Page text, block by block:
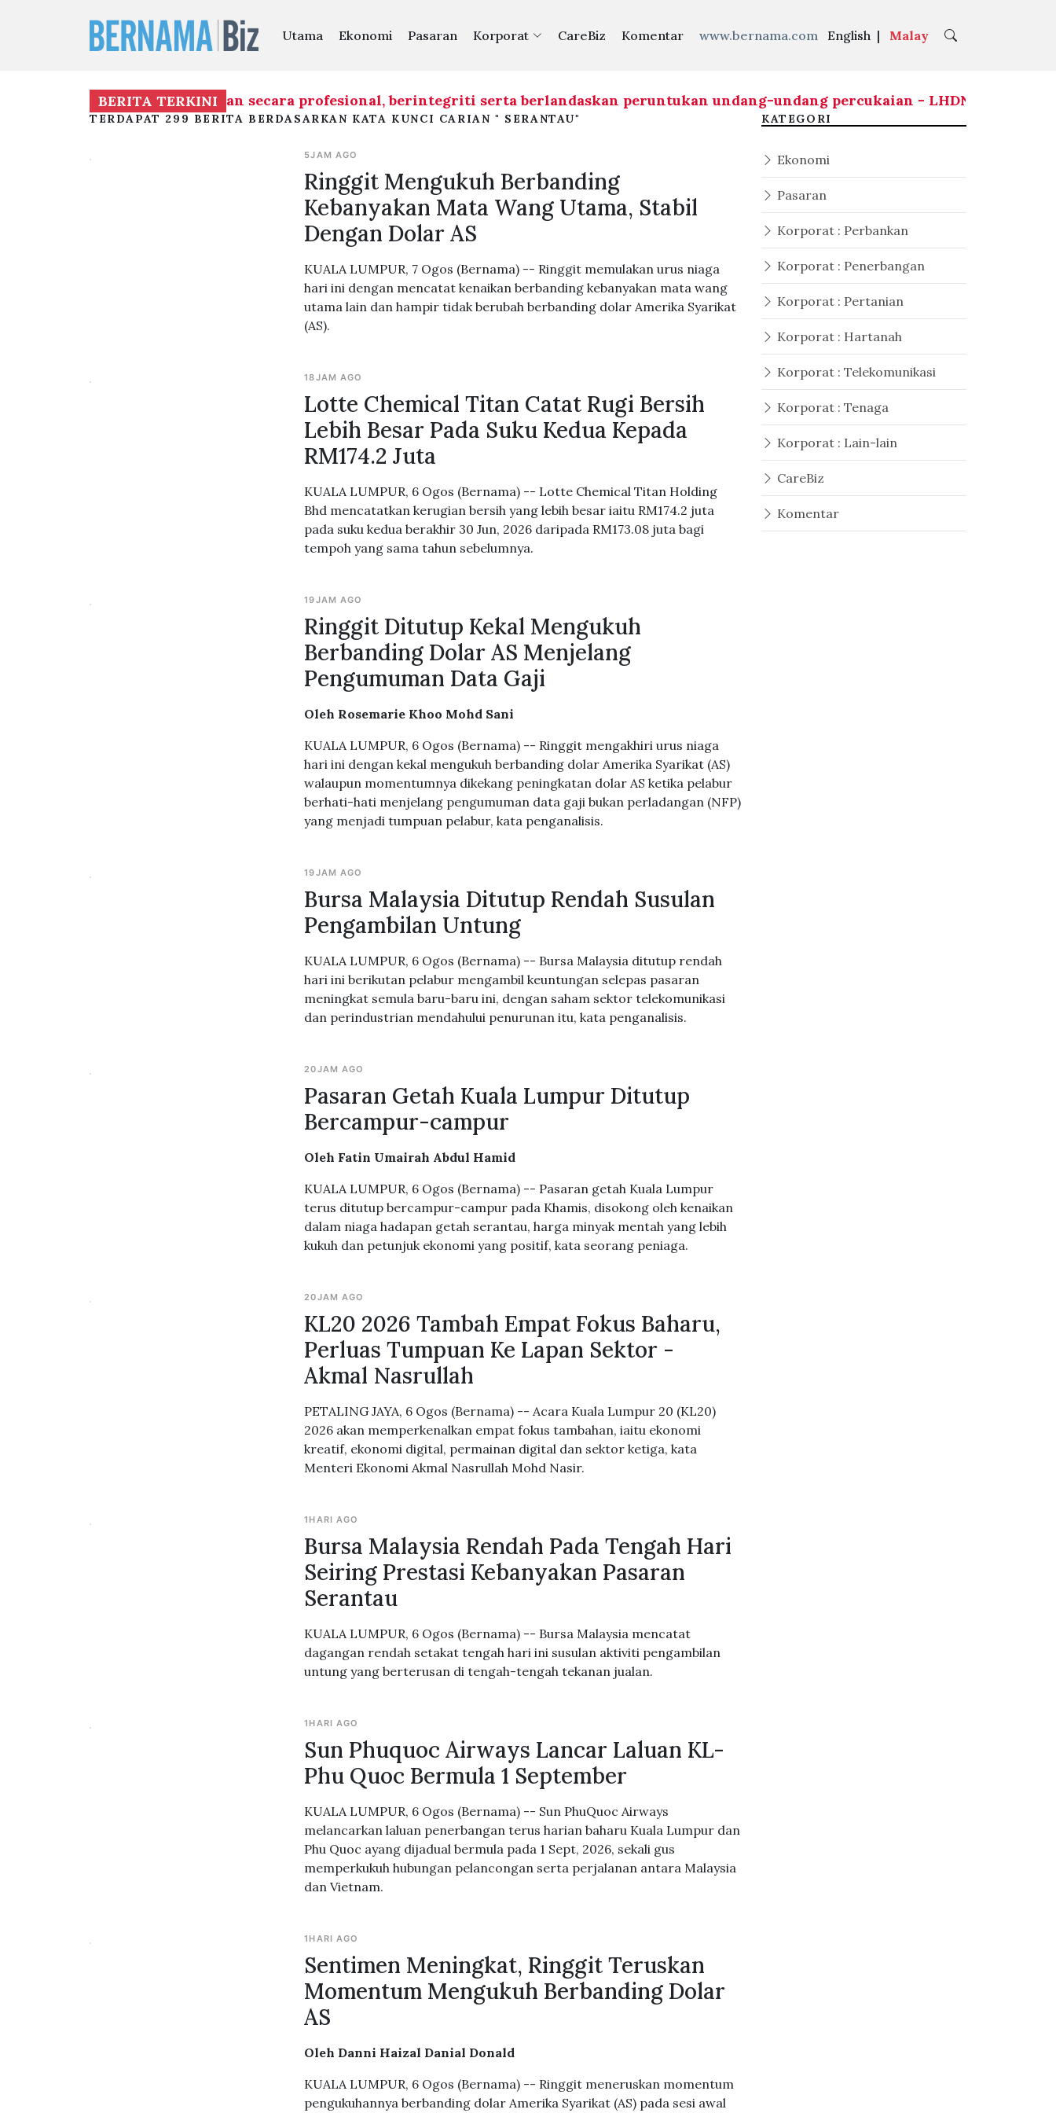
Utama Ekonomi Pasaran Korporat CareBiz Komentar www.bernama.com English | Malay
BERITA TERKINI
dan siasatan dilaksanakan secara profesional, berintegriti serta berlandaskan peruntukan undang-undang percukaian - LHDN|RCI TH:
TERDAPAT 299 BERITA BERDASARKAN KATA KUNCI CARIAN " SERANTAU"
5JAM AGO
Ringgit Mengukuh Berbanding
Kebanyakan Mata Wang Utama, Stabil
Dengan Dolar AS
KUALA LUMPUR, 7 Ogos (Bernama) -- Ringgit memulakan urus niaga
hari ini dengan mencatat kenaikan berbanding kebanyakan mata wang
utama lain dan hampir tidak berubah berbanding dolar Amerika Syarikat
(AS).
18JAM AGO
Lotte Chemical Titan Catat Rugi Bersih
Lebih Besar Pada Suku Kedua Kepada
RM174.2 Juta
KUALA LUMPUR, 6 Ogos (Bernama) -- Lotte Chemical Titan Holding
Bhd mencatatkan kerugian bersih yang lebih besar iaitu RM174.2 juta
pada suku kedua berakhir 30 Jun, 2026 daripada RM173.08 juta bagi
tempoh yang sama tahun sebelumnya.
19JAM AGO
Ringgit Ditutup Kekal Mengukuh
Berbanding Dolar AS Menjelang
Pengumuman Data Gaji
Oleh Rosemarie Khoo Mohd Sani
KUALA LUMPUR, 6 Ogos (Bernama) -- Ringgit mengakhiri urus niaga
hari ini dengan kekal mengukuh berbanding dolar Amerika Syarikat (AS)
walaupun momentumnya dikekang peningkatan dolar AS ketika pelabur
berhati-hati menjelang pengumuman data gaji bukan perladangan (NFP)
yang menjadi tumpuan pelabur, kata penganalisis.
19JAM AGO
Bursa Malaysia Ditutup Rendah Susulan
Pengambilan Untung
KUALA LUMPUR, 6 Ogos (Bernama) -- Bursa Malaysia ditutup rendah
hari ini berikutan pelabur mengambil keuntungan selepas pasaran
meningkat semula baru-baru ini, dengan saham sektor telekomunikasi
dan perindustrian mendahului penurunan itu, kata penganalisis.
20JAM AGO
Pasaran Getah Kuala Lumpur Ditutup
Bercampur-campur
Oleh Fatin Umairah Abdul Hamid
KUALA LUMPUR, 6 Ogos (Bernama) -- Pasaran getah Kuala Lumpur
terus ditutup bercampur-campur pada Khamis, disokong oleh kenaikan
dalam niaga hadapan getah serantau, harga minyak mentah yang lebih
kukuh dan petunjuk ekonomi yang positif, kata seorang peniaga.
20JAM AGO
KL20 2026 Tambah Empat Fokus Baharu,
Perluas Tumpuan Ke Lapan Sektor -
Akmal Nasrullah
PETALING JAYA, 6 Ogos (Bernama) -- Acara Kuala Lumpur 20 (KL20)
2026 akan memperkenalkan empat fokus tambahan, iaitu ekonomi
kreatif, ekonomi digital, permainan digital dan sektor ketiga, kata
Menteri Ekonomi Akmal Nasrullah Mohd Nasir.
1HARI AGO
Bursa Malaysia Rendah Pada Tengah Hari
Seiring Prestasi Kebanyakan Pasaran
Serantau
KUALA LUMPUR, 6 Ogos (Bernama) -- Bursa Malaysia mencatat
dagangan rendah setakat tengah hari ini susulan aktiviti pengambilan
untung yang berterusan di tengah-tengah tekanan jualan.
1HARI AGO
Sun Phuquoc Airways Lancar Laluan KL-
Phu Quoc Bermula 1 September
KUALA LUMPUR, 6 Ogos (Bernama) -- Sun PhuQuoc Airways
melancarkan laluan penerbangan terus harian baharu Kuala Lumpur dan
Phu Quoc ayang dijadual bermula pada 1 Sept, 2026, sekali gus
memperkukuh hubungan pelancongan serta perjalanan antara Malaysia
dan Vietnam.
1HARI AGO
Sentimen Meningkat, Ringgit Teruskan
Momentum Mengukuh Berbanding Dolar
AS
Oleh Danni Haizal Danial Donald
KUALA LUMPUR, 6 Ogos (Bernama) -- Ringgit meneruskan momentum
pengukuhannya berbanding dolar Amerika Syarikat (AS) pada sesi awal
KATEGORI
Ekonomi
Pasaran
Korporat : Perbankan
Korporat : Penerbangan
Korporat : Pertanian
Korporat : Hartanah
Korporat : Telekomunikasi
Korporat : Tenaga
Korporat : Lain-lain
CareBiz
Komentar